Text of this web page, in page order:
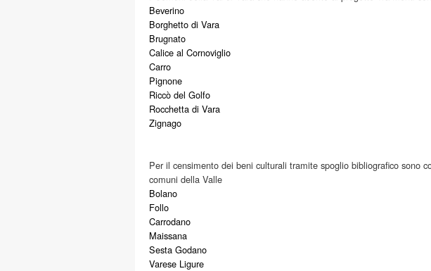
Beverino
Borghetto di Vara
Brugnato
Calice al Cornoviglio
Carro
Pignone
Riccò del Golfo
Rocchetta di Vara
Zignago
Per il censimento dei beni culturali tramite spoglio bibliografico sono
comuni della Valle
Bolano
Follo
Carrodano
Maissana
Sesta Godano
Varese Ligure